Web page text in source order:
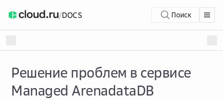
/DOCS Поиск
Решение проблем в сервисе
Managed ArenadataDB